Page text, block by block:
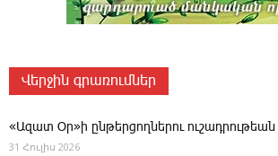
Վերջին գրառումներ
«Ազատ Օր»ի ընթերցողներու ուշադրութեան
31 Հուլիս 2026